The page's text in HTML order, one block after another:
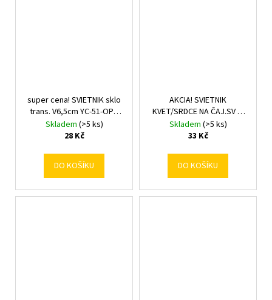
super cena! SVIETNIK sklo
trans. V6,5cm YC-51-OPT
v6cm
Skladem (>5 ks)
28 Kč
DO KOŠÍKU
AKCIA! SVIETNIK
KVET/SRDCE NA ČAJ.SV 8-
11x8x3,5 CM
Skladem (>5 ks)
33 Kč
DO KOŠÍKU